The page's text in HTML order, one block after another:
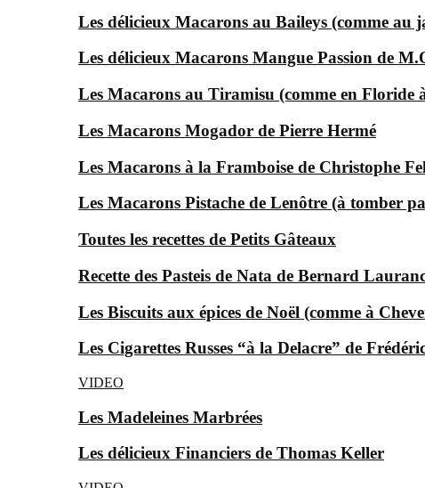
Les délicieux Macarons au Baileys (comme au
Les délicieux Macarons Mangue Passion de
Les Macarons au Tiramisu (comme en Floride
Les Macarons Mogador de Pierre Hermé
Les Macarons à la Framboise de Christophe
Les Macarons Pistache de Lenôtre (à tomber
Toutes les recettes de Petits Gâteaux
Recette des Pasteis de Nata de Bernard
Les Biscuits aux épices de Noël (comme à
Les Cigarettes Russes “à la Delacre” de
VIDEO
Les Madeleines Marbrées
Les délicieux Financiers de Thomas Keller